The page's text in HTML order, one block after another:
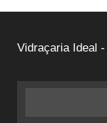
Vidraçaria Ideal